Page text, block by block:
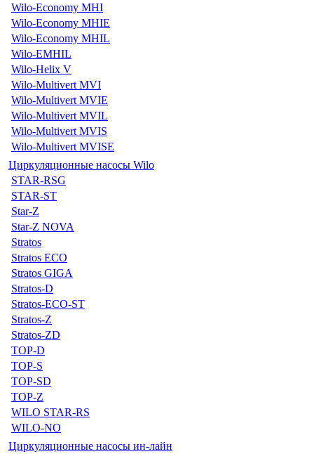
Wilo-Economy MHI
Wilo-Economy MHIE
Wilo-Economy MHIL
Wilo-EMHIL
Wilo-Helix V
Wilo-Multivert MVI
Wilo-Multivert MVIE
Wilo-Multivert MVIL
Wilo-Multivert MVIS
Wilo-Multivert MVISE
Циркуляционные насосы Wilo
STAR-RSG
STAR-ST
Star-Z
Star-Z NOVA
Stratos
Stratos ECO
Stratos GIGA
Stratos-D
Stratos-ECO-ST
Stratos-Z
Stratos-ZD
TOP-D
TOP-S
TOP-SD
TOP-Z
WILO STAR-RS
WILO-NO
Циркуляционные насосы ин-лайн